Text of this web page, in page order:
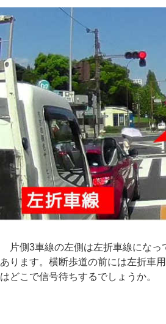
片側3車線の左側は左折車線になっ
あります。横断歩道の前には左折車
はどこで信号待ちするでしょうか。